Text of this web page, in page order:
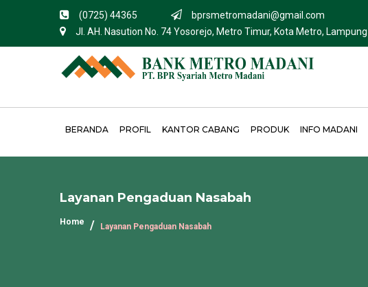
(0725) 44365
bprsmetromadani@gmail.com
Jl. AH. Nasution No. 74 Yosorejo, Metro Timur, Kota Metro, Lampung
BERANDA PROFIL KANTOR CABANG PRODUK INFO MADANI
Layanan Pengaduan Nasabah
Home Layanan Pengaduan Nasabah